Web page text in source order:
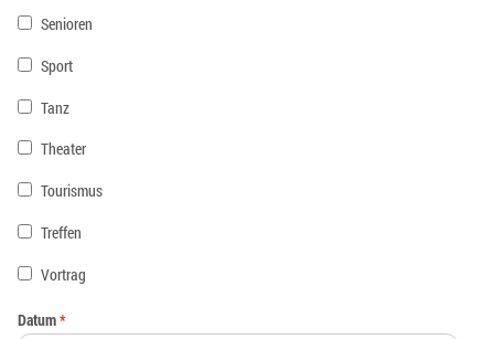
Senioren
Sport
Tanz
Theater
Tourismus
Treffen
Vortrag
Datum*